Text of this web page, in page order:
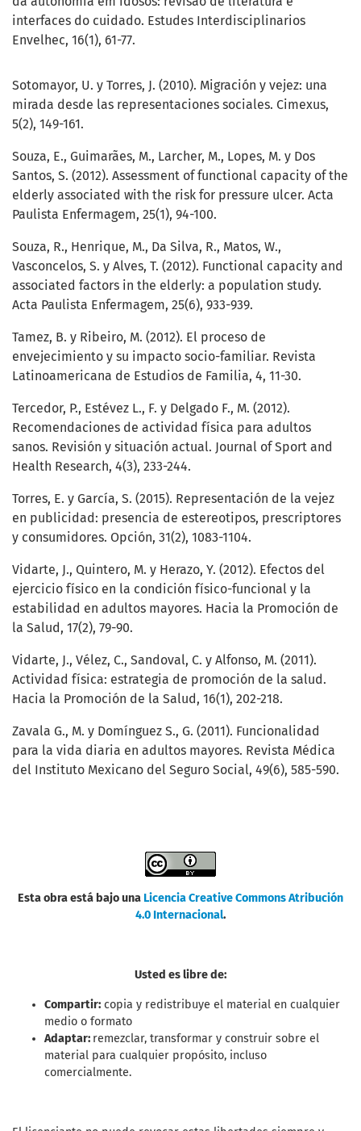
interfaces do cuidado. Estudes Interdisciplinarios
Envelhec, 16(1), 61-77.
Sotomayor, U. y Torres, J. (2010). Migración y vejez: una
mirada desde las representaciones sociales. Cimexus,
5(2), 149-161.
Souza, E., Guimarães, M., Larcher, M., Lopes, M. y Dos
Santos, S. (2012). Assessment of functional capacity of the
elderly associated with the risk for pressure ulcer. Acta
Paulista Enfermagem, 25(1), 94-100.
Souza, R., Henrique, M., Da Silva, R., Matos, W.,
Vasconcelos, S. y Alves, T. (2012). Functional capacity and
associated factors in the elderly: a population study.
Acta Paulista Enfermagem, 25(6), 933-939.
Tamez, B. y Ribeiro, M. (2012). El proceso de
envejecimiento y su impacto socio-familiar. Revista
Latinoamericana de Estudios de Familia, 4, 11-30.
Tercedor, P., Estévez L., F. y Delgado F., M. (2012).
Recomendaciones de actividad física para adultos
sanos. Revisión y situación actual. Journal of Sport and
Health Research, 4(3), 233-244.
Torres, E. y García, S. (2015). Representación de la vejez
en publicidad: presencia de estereotipos, prescriptores
y consumidores. Opción, 31(2), 1083-1104.
Vidarte, J., Quintero, M. y Herazo, Y. (2012). Efectos del
ejercicio físico en la condición físico-funcional y la
estabilidad en adultos mayores. Hacia la Promoción de
la Salud, 17(2), 79-90.
Vidarte, J., Vélez, C., Sandoval, C. y Alfonso, M. (2011).
Actividad física: estrategia de promoción de la salud.
Hacia la Promoción de la Salud, 16(1), 202-218.
Zavala G., M. y Domínguez S., G. (2011). Funcionalidad
para la vida diaria en adultos mayores. Revista Médica
del Instituto Mexicano del Seguro Social, 49(6), 585-590.
Esta obra está bajo una Licencia Creative Commons Atribución
4.0 Internacional.
Usted es libre de:
Compartir: copia y redistribuye el material en cualquier
medio o formato
Adaptar: remezclar, transformar y construir sobre el
material para cualquier propósito, incluso
comercialmente.